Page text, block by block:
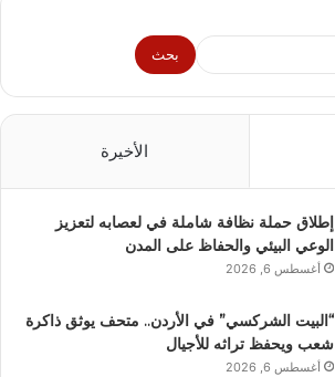
بحث
الأخيرة
إطلاق حملة نظافة شاملة في لعصابه لتعزيز
الوعي البيئي والحفاظ على المدن
أغسطس 6, 2026
“البيت الشركسي” في الأردن.. متحف يوثق ذاكرة
شعب ويحفظ تراثه للأجيال
أغسطس 6, 2026